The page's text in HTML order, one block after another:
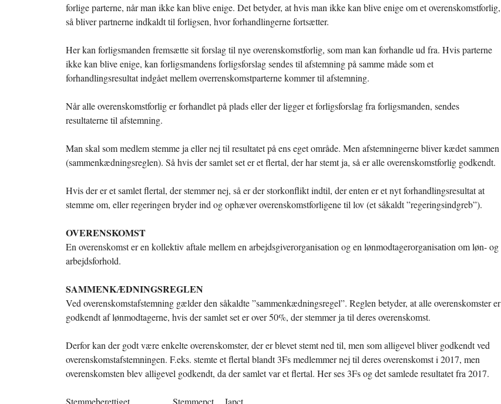
forlige parterne, når man ikke kan blive enige. Det betyder, at hvis man ikke kan blive enige om et overenskomstforlig,
så bliver partnerne indkaldt til forligsen, hvor forhandlingerne fortsætter.
Her kan forligsmanden fremsætte sit forslag til nye overenskomstforlig, som man kan forhandle ud fra. Hvis parterne
ikke kan blive enige, kan forligsmandens forligsforslag sendes til afstemning på samme måde som et
forhandlingsresultat indgået mellem overrenskomstparterne kommer til afstemning.
Når alle overenskomstforlig er forhandlet på plads eller der ligger et forligsforslag fra forligsmanden, sendes
resultaterne til afstemning.
Man skal som medlem stemme ja eller nej til resultatet på ens eget område. Men afstemningerne bliver kædet sammen
(sammenkædningsreglen). Så hvis der samlet set er et flertal, der har stemt ja, så er alle overenskomstforlig godkendt.
Hvis der er et samlet flertal, der stemmer nej, så er der storkonflikt indtil, der enten er et nyt forhandlingsresultat at
stemme om, eller regeringen bryder ind og ophæver overenskomstforligene til lov (et såkaldt ”regeringsindgreb”).
OVERENSKOMST
En overenskomst er en kollektiv aftale mellem en arbejdsgiverorganisation og en lønmodtagerorganisation om løn- og
arbejdsforhold.
SAMMENKÆDNINGSREGLEN
Ved overenskomstafstemning gælder den såkaldte ”sammenkædningsregel”. Reglen betyder, at alle overenskomster er
godkendt af lønmodtagerne, hvis der samlet set er over 50%, der stemmer ja til deres overenskomst.
Derfor kan der godt være enkelte overenskomster, der er blevet stemt ned til, men som alligevel bliver godkendt ved
overenskomstafstemningen. F.eks. stemte et flertal blandt 3Fs medlemmer nej til deres overenskomst i 2017, men
overenskomsten blev alligevel godkendt, da der samlet var et flertal. Her ses 3Fs og det samlede resultatet fra 2017.
Stemmeberettiget Stemmepct. Japct.